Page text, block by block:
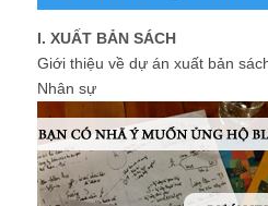
I. XUẤT BẢN SÁCH
Giới thiệu về dự án xuất bản
Nhân sự